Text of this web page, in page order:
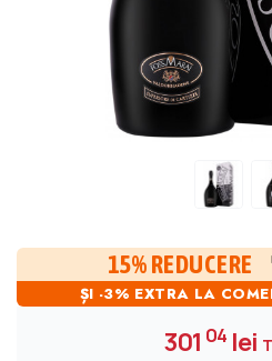
15% REDUCERE
ȘI -3% EXTRA LA
301 04 lei